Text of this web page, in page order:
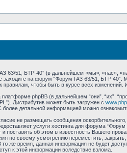
63/51, БТР-40” (в дальнейшем «мы», «нас»,
заходите на форум “Форум ГАЗ 63/51, БТР-
правилам, чтобы быть в курсе всех
phpBB (в дальнейшем “они”, “их”,
Дистрибутив может быть загружен с
более детальной информацией можно
не размещать сообщения
услуги хостинга для форума
и поставить об этом в известность Вашего
по своему усмотрению переместить,
же время, данная информация не будет
к этой информации вследствие взлома.